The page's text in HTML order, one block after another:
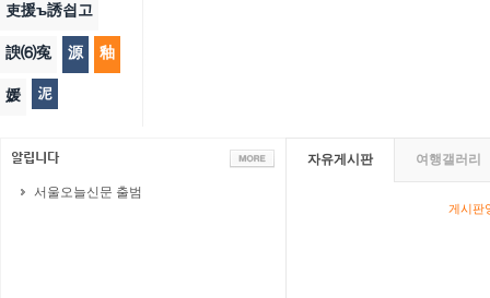
吏援ъ誘쇱고
諛⑹寃 源 釉
媛 泥
서울오늘신문 출범
자유게시판 여행갤러리
게시판